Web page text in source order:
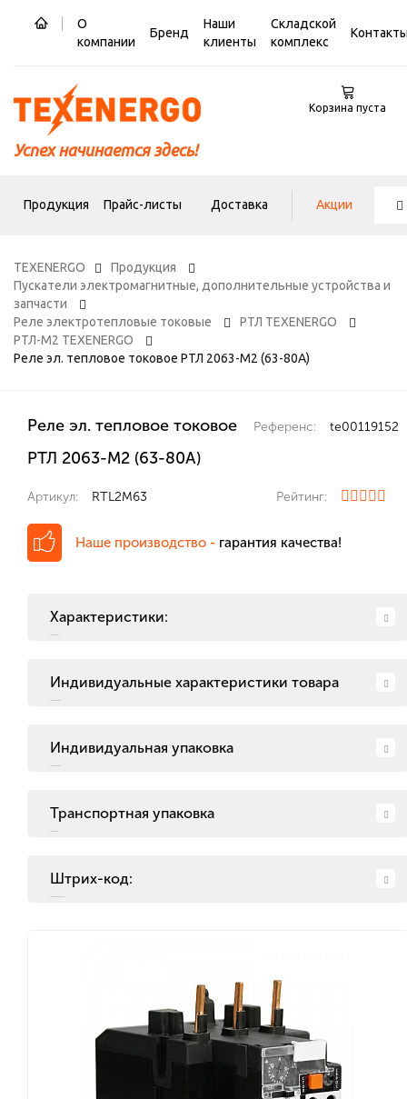
О
компании
Бренд
Наши
клиенты
Складской
комплекс
Успех начинается здесь!
Корзина пуста
Продукция Прайс-листы Доставка Акции
TEXENERGO
Продукция
Пускатели электромагнитные, дополнительные устройства и
запчасти
Реле электротепловые токовые
РТЛ TEXENERGO
РТЛ-М2 TEXENERGO
Реле эл. тепловое токовое РТЛ 2063-М2 (63-80А)
Реле эл. тепловое токовое
РТЛ 2063-М2 (63-80А)
Референс: te00119152
Артикул: RTL2M63 Рейтинг:
Наше производство - гарантия качества!
Характеристики:
Индивидуальные характеристики товара
Индивидуальная упаковка
Транспортная упаковка
Штрих-код: